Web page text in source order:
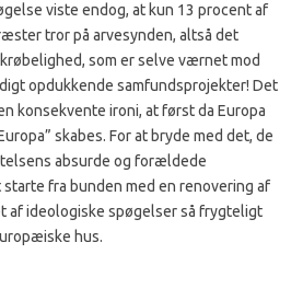
viste endog, at kun 13 procent af
tror på arvesynden, altså det
som er selve værnet mod
opdukkende samfundsprojekter! Det
konsekvente ironi, at først da Europa
skabes. For at bryde med det, de
absurde og forældede
starte fra bunden med en renovering af
af ideologiske spøgelser så frygteligt
hus.